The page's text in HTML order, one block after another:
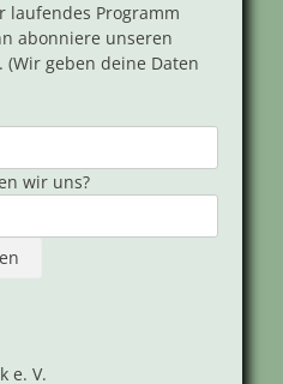
laufendes Programm
abonniere unseren
geben deine Daten
wir uns?
e. V.